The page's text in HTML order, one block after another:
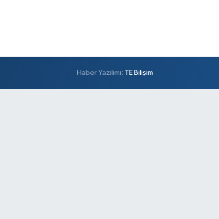
Haber Yazılımı: TE Bilişim